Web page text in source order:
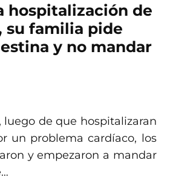
hospitalización de
su familia pide
y no mandar
luego de que hospitalizaran
un problema cardíaco, los
y empezaron a mandar